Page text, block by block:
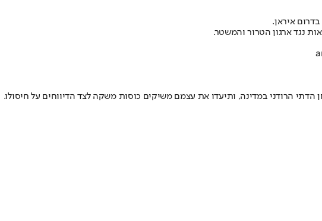
איראן.
נגד ארגון הטרור והמשטר.
הרודני במדינה, ותיעדו את עצמם משיקים כוסות משקה לצד הדיווחים על חיסולו.